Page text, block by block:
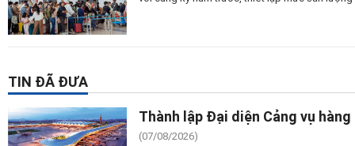
TIN ĐÃ ĐƯA
Thành lập Đại diện Cảng vụ
(07/08/2026)